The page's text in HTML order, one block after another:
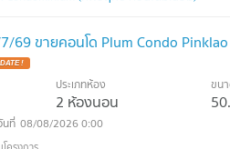
69 ขายคอนโด Plum Condo
ประเภทห้อง
2 ห้องนอน
ขน
08/08/2026 0:00